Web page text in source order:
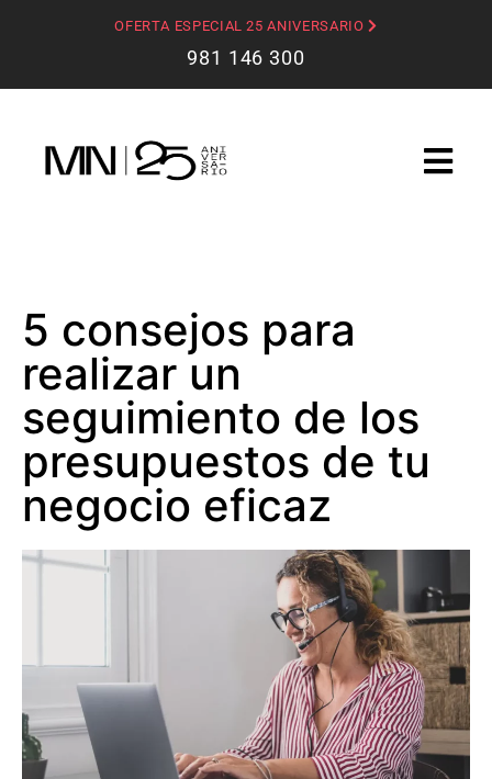
OFERTA ESPECIAL 25 ANIVERSARIO
981 146 300
5 consejos para
realizar un
seguimiento de los
presupuestos de tu
negocio eficaz